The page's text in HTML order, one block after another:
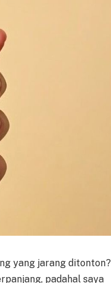
yang jarang ditonton?
padahal saya